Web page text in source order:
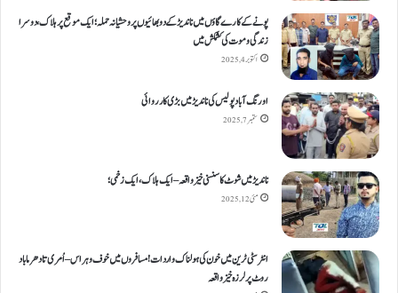
پونے کے کارےگاؤں میں ناندیڑ کے دو بھائیوں پر وحشیانہ حملہ؛ ایک موقع پر ہلاک، دوسرا
زندگی و موت کی کشمکش میں
اکتوبر 4, 2025
اورنگ آباد پولیس کی ناندیڑ میں بڑی کارروائی
ستمبر 7, 2025
ناندیڑ میں شوٹ کا سنسنی خیز واقعہ – ایک ہلاک، ایک زخمی؛
مئی 12, 2025
انٹر سٹی ٹرین میں خون کی ہولناک واردات! مسافروں میں خوف و ہراس – اُمری تا دھرما باد
روٹ پر لرزہ خیز واقعہ